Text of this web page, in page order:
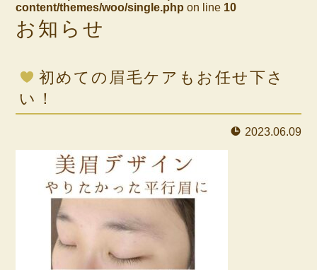
content/themes/woo/single.php on line 10
お知らせ
初めての眉毛ケアもお任せ下さ
い！
2023.06.09